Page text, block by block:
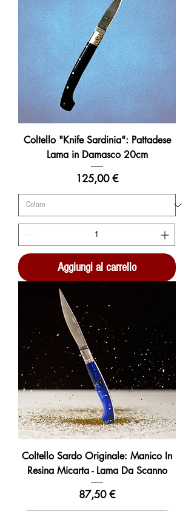
Coltello "Knife Sardinia": Pattadese
Lama in Damasco 20cm
Prezzo
125,00 €
Aggiungi al carrello
Coltello Sardo Originale: Manico In
Resina Micarta - Lama Da Scanno
Prezzo
87,50 €